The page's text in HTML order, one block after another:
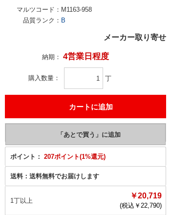
マルツコード： M1163-958
品質ランク： B
メーカー取り寄せ
納期： 4営業日程度
購入数量 丁
ポイント： 207ポイント(1%還元)
送料： 送料無料でお届けします
1丁以上
￥20,719
(税込￥ 22,790)